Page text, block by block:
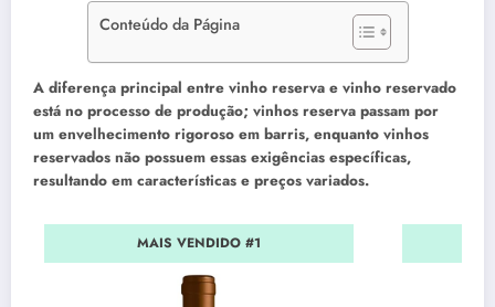
Conteúdo da Página
A diferença principal entre vinho reserva e vinho reservado
está no processo de produção; vinhos reserva passam por
um envelhecimento rigoroso em barris, enquanto vinhos
reservados não possuem essas exigências específicas,
resultando em características e preços variados.
MAIS VENDIDO #1